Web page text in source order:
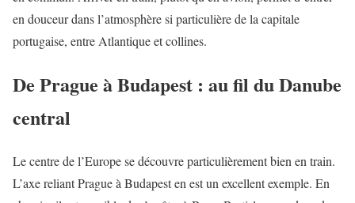
en douceur dans l’atmosphère si particulière de la capitale
portugaise, entre Atlantique et collines.
De Prague à Budapest : au fil du Danube
central
Le centre de l’Europe se découvre particulièrement bien en train.
L’axe reliant Prague à Budapest en est un excellent exemple. En